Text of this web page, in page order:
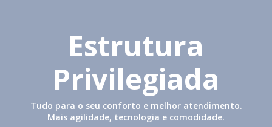
Estrutura
Privilegiada
Tudo para o seu conforto e melhor atendimento.
Mais agilidade, tecnologia e comodidade.